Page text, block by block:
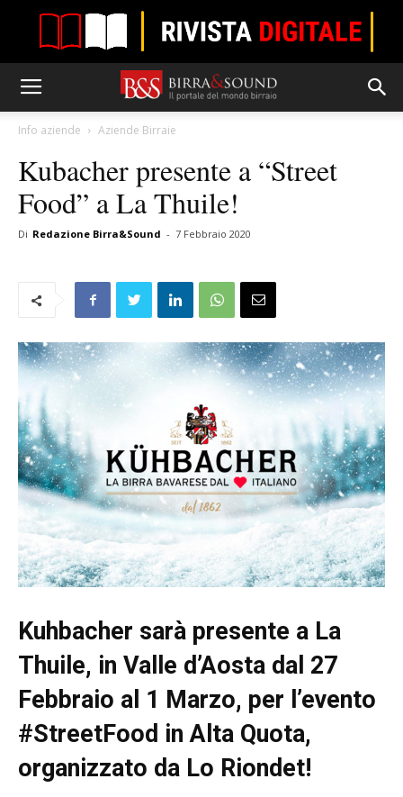
Info aziende Aziende Birraie
Kubacher presente a “Street
Food” a La Thuile!
Di Redazione Birra&Sound - 7 Febbraio 2020
Kuhbacher sarà presente a La
Thuile, in Valle d’Aosta dal 27
Febbraio al 1 Marzo, per l’evento
#StreetFood in Alta Quota,
organizzato da Lo Riondet!